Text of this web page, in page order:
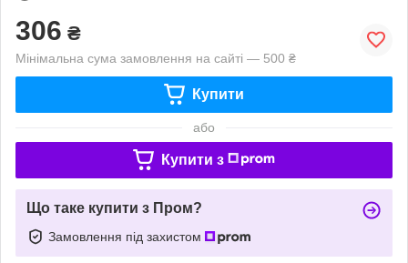
306 ₴
Мінімальна сума замовлення на сайті — 500 ₴
Купити
або
Купити з
Що таке купити з Пром?
Замовлення під захистом